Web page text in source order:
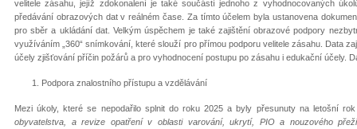
velitele zásahu, jejíž zdokonalení je také součástí jednoho z vyhodnocovaných
předávání obrazových dat v reálném čase. Za tímto účelem byla ustanovena
pro sběr a ukládání dat. Velkým úspěchem je také zajištění obrazové podpory
využíváním „360“ snímkování, které slouží pro přímou podporu velitele zásahu. Data
účely zjišťování příčin požárů a pro vyhodnocení postupu po zásahu i edukační účely.
Podpora znalostního přístupu a vzdělávání
Mezi úkoly, které se nepodařilo splnit do roku 2025 a byly přesunuty na letošní
obyvatelstva, a revize opatření v oblasti varování, ukrytí, PIO a nouzového